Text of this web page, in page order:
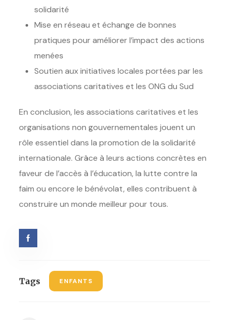
solidarité
Mise en réseau et échange de bonnes
pratiques pour améliorer l’impact des actions
menées
Soutien aux initiatives locales portées par les
associations caritatives et les ONG du Sud
En conclusion, les associations caritatives et les
organisations non gouvernementales jouent un
rôle essentiel dans la promotion de la solidarité
internationale. Grâce à leurs actions concrètes en
faveur de l’accès à l’éducation, la lutte contre la
faim ou encore le bénévolat, elles contribuent à
construire un monde meilleur pour tous.
Tags ENFANTS